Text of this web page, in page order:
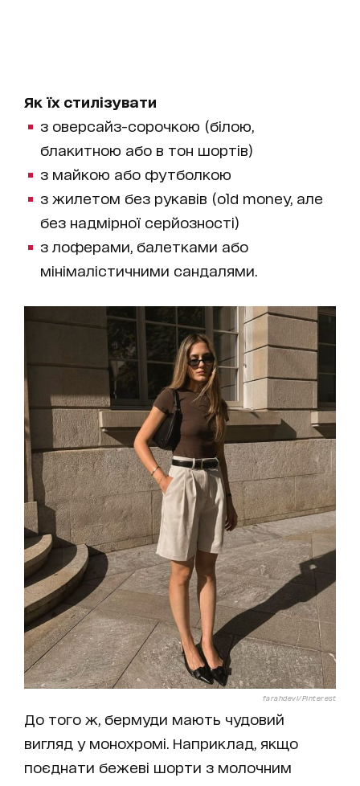
Як їх стилізувати
з оверсайз-сорочкою (білою,
блакитною або в тон шортів)
з майкою або футболкою
з жилетом без рукавів (old money, але
без надмірної серйозності)
з лоферами, балетками або
мінімалістичними сандалями.
farahdevi/Pinterest
До того ж, бермуди мають чудовий
вигляд у монохромі. Наприклад, якщо
поєднати бежеві шорти з молочним